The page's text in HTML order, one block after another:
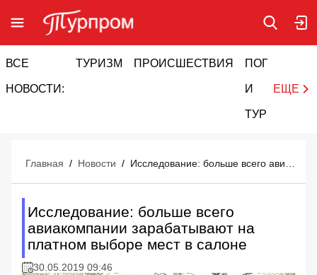
ВСЕ
НОВОСТИ:
ТУРИЗМ ПРОИСШЕСТВИЯ ПОГОДА
И
ТУРИЗМ
ЕЩЕ
Главная / Новости /
Исследование: больше всего
авиакомпании зарабатывают на
платном выборе мест в салоне
30.05.2019 09:46